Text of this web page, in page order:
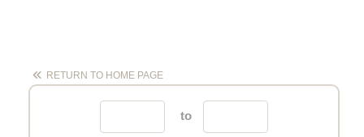
RETURN TO HOME PAGE
to